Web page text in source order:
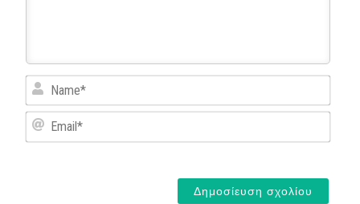
Email*